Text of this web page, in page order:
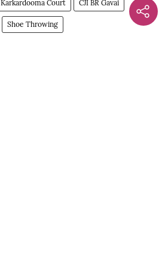
Karkardooma Court CJI BR Gavai
Shoe Throwing